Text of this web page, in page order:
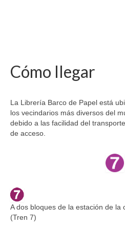
Cómo llegar
La Librería Barco de Papel está
los vecindarios más diversos del
debido a las facilidad del
de acceso.
A dos bloques de la estación de la
(Tren 7)